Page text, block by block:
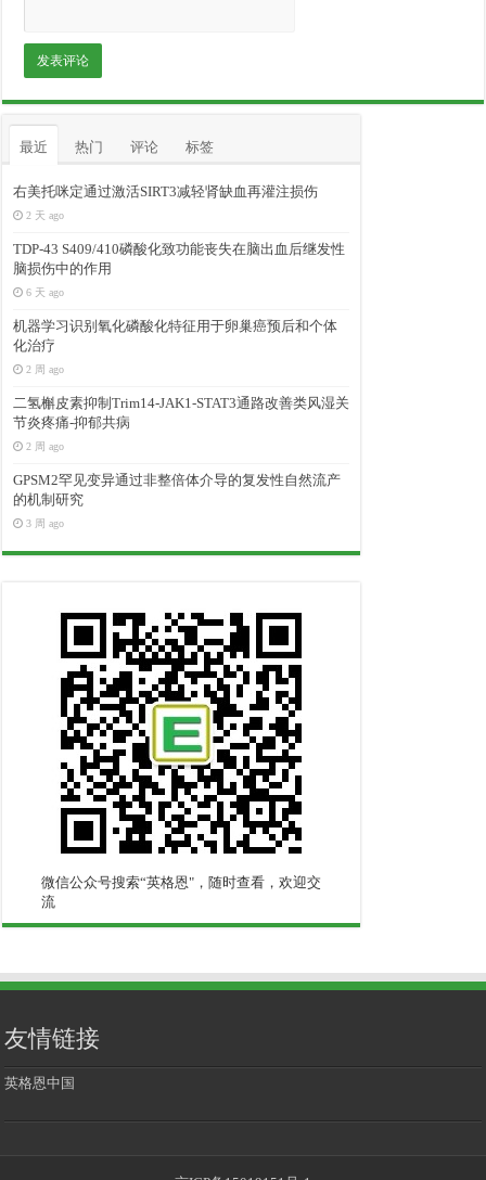
最近 热门 评论 标签
右美托咪定通过激活SIRT3减轻肾缺血再灌注损伤
2 天 ago
TDP-43 S409/410磷酸化致功能丧失在脑出血后继发性
脑损伤中的作用
6 天 ago
机器学习识别氧化磷酸化特征用于卵巢癌预后和个体
化治疗
2 周 ago
二氢槲皮素抑制Trim14-JAK1-STAT3通路改善类风湿关
节炎疼痛-抑郁共病
2 周 ago
GPSM2罕见变异通过非整倍体介导的复发性自然流产
的机制研究
3 周 ago
微信公众号搜索“英格恩"，随时查看，欢迎交
流
友情链接
英格恩中国